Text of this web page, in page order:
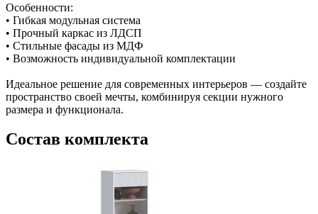
Особенности:
• Гибкая модульная система
• Прочный каркас из ЛДСП
• Стильные фасады из МДФ
• Возможность индивидуальной комплектации
Идеальное решение для современных интерьеров — создайте
пространство своей мечты, комбинируя секции нужного
размера и функционала.
Состав комплекта